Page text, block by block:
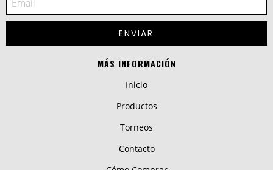
MÁS INFORMACIÓN
Inicio
Productos
Torneos
Contacto